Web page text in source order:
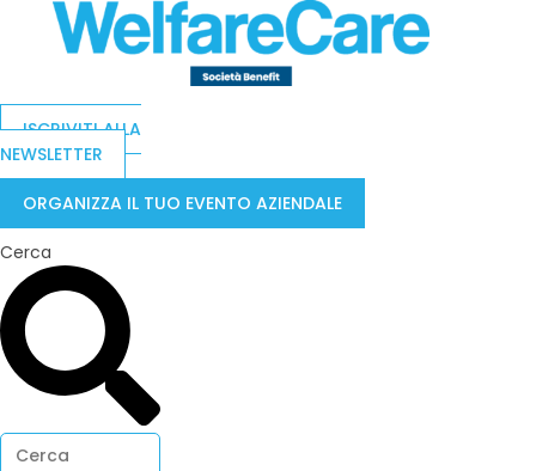
ISCRIVITI ALLA
NEWSLETTER
ORGANIZZA IL TUO EVENTO AZIENDALE
Cerca